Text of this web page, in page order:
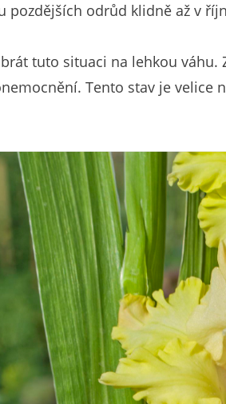
pozdějších odrůd klidně až v
tuto situaci na lehkou váhu.
Tento stav je velice